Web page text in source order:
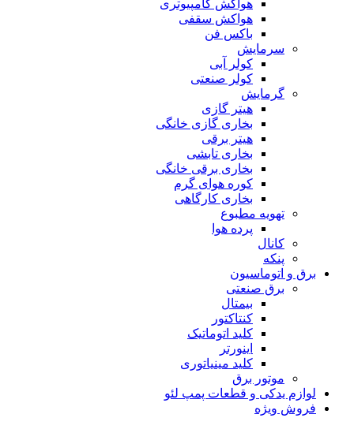
هواکش کامپیوتری
هواکش سقفی
باکس فن
سرمایش
کولر آبی
کولر صنعتی
گرمایش
هیتر گازی
بخاری گازی خانگی
هیتر برقی
بخاری تابشی
بخاری برقی خانگی
کوره هوای گرم
بخاری کارگاهی
تهویه مطبوع
پرده هوا
کانال
پنکه
برق و اتوماسیون
برق صنعتی
بیمتال
کنتاکتور
کلید اتوماتیک
اینورتر
کلید مینیاتوری
موتور برق
لوازم یدکی و قطعات پمپ لئو
فروش ویژه